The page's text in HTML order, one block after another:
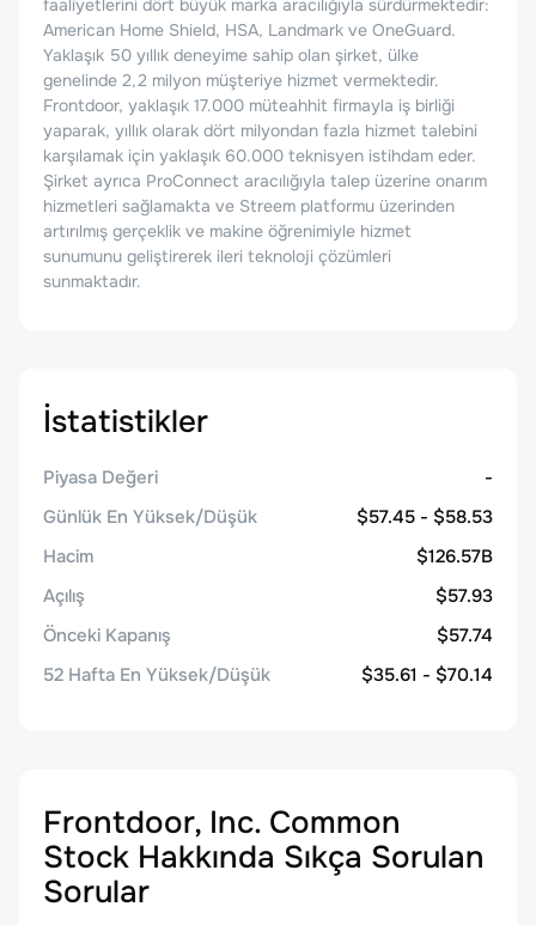
faaliyetlerini dört büyük marka aracılığıyla sürdürmektedir:
American Home Shield, HSA, Landmark ve OneGuard.
Yaklaşık 50 yıllık deneyime sahip olan şirket, ülke
genelinde 2,2 milyon müşteriye hizmet vermektedir.
Frontdoor, yaklaşık 17.000 müteahhit firmayla iş birliği
yaparak, yıllık olarak dört milyondan fazla hizmet talebini
karşılamak için yaklaşık 60.000 teknisyen istihdam eder.
Şirket ayrıca ProConnect aracılığıyla talep üzerine onarım
hizmetleri sağlamakta ve Streem platformu üzerinden
artırılmış gerçeklik ve makine öğrenimiyle hizmet
sunumunu geliştirerek ileri teknoloji çözümleri
sunmaktadır.
İstatistikler
Piyasa Değeri
-
Günlük En Yüksek/Düşük
$57.45 - $58.53
Hacim
$126.57B
Açılış
$57.93
Önceki Kapanış
$57.74
52 Hafta En Yüksek/Düşük
$35.61 - $70.14
Frontdoor, Inc. Common
Stock Hakkında Sıkça Sorulan
Sorular